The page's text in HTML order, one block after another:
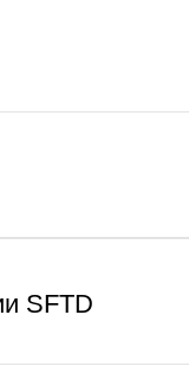
SFTD